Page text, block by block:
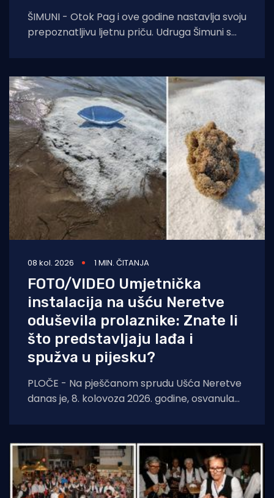
ŠIMUNI - Otok Pag i ove godine nastavlja svoju
prepoznatljivu ljetnu priču. Udruga Šimuni s
08 kol. 2026 1 MIN. ČITANJA
FOTO/VIDEO Umjetnička
instalacija na ušću Neretve
oduševila prolaznike: Znate li
što predstavljaju lađa i
spužva u pijesku?
PLOČE - Na pješčanom sprudu Ušća Neretve
danas je, 8. kolovoza 2026. godine, osvanula